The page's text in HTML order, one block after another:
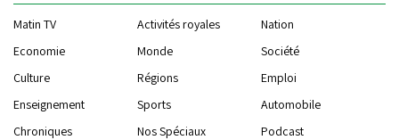
Matin TV Activités royales
Nation
Economie
Monde
Société
Culture
Régions
Emploi
Enseignement
Sports
Automobile
Chroniques
Nos Spéciaux Podcast